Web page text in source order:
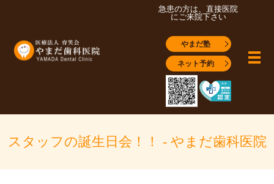
急患の方は、直接医院
にご来院下さい
やまだ塾
ネット予約 メ
スタッフの誕生日会！！ - やまだ歯科医院